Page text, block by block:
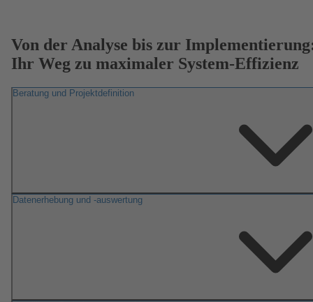
Von der Analyse bis zur
Ihr Weg zu maximaler System-Effizienz
Beratung und Projektdefinition
Datenerhebung und -auswertung